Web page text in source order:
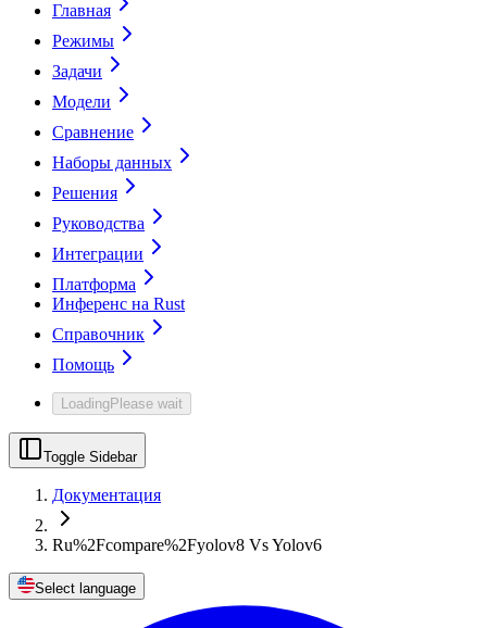
Главная
Режимы
Задачи
Модели
Сравнение
Наборы данных
Решения
Руководства
Интеграции
Платформа
Инференс на Rust
Справочник
Помощь
LoadingPlease wait
Toggle Sidebar
Документация
Ru%2Fcompare%2Fyolov8 Vs Yolov6
Select language